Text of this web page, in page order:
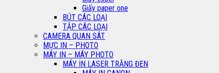
Giấy paper one
BÚT CÁC LOẠI
TẬP CÁC LOẠI
CAMERA QUAN SÁT
MỰC IN – PHOTO
MÁY IN – MÁY PHOTO
MÁY IN LASER TRẮNG ĐEN